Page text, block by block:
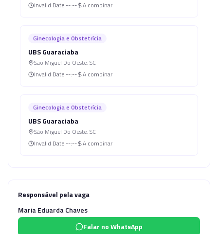
Invalid Date --:-- A combinar
Ginecologia e Obstetrícia
UBS Guaraciaba
São Miguel Do Oeste, SC
Invalid Date --:-- A combinar
Ginecologia e Obstetrícia
UBS Guaraciaba
São Miguel Do Oeste, SC
Invalid Date --:-- A combinar
Responsável pela vaga
Maria Eduarda Chaves
Falar no WhatsApp